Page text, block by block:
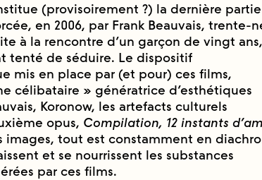
(provisoirement ?) la dernière
en 2006, par Frank Beauvais, trente-
à la rencontre d’un garçon de vingt ans,
tenté de séduire. Le dispositif
mis en place par (et pour) ces films,
célibataire » génératrice d’esthétiques
Koronow, les artefacts culturels
opus, Compilation, 12 instants
images, tout est constamment en
et se nourrissent les substances
par ces films.